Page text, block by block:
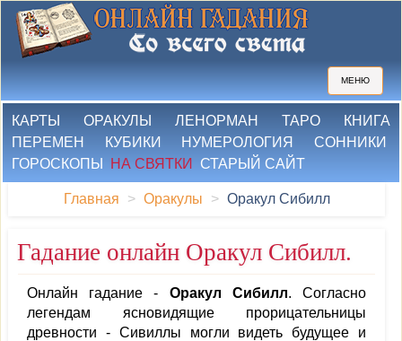
МЕНЮ
КАРТЫ ОРАКУЛЫ ЛЕНОРМАН ТАРО
КНИГА
ПЕРЕМЕН
КУБИКИ НУМЕРОЛОГИЯ
СОННИКИ
ГОРОСКОПЫ
НА СВЯТКИ СТАРЫЙ САЙТ
Главная Оракулы Оракул Сибилл
Гадание онлайн Оракул Сибилл.
Онлайн гадание - Оракул Сибилл. Согласно
легендам ясновидящие прорицательницы
древности - Сивиллы могли видеть будущее и